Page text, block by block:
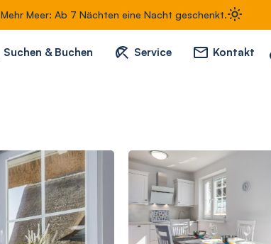
Mehr Meer: Ab 7 Nächten eine Nacht geschenkt.
Suchen & Buchen Service Kontakt